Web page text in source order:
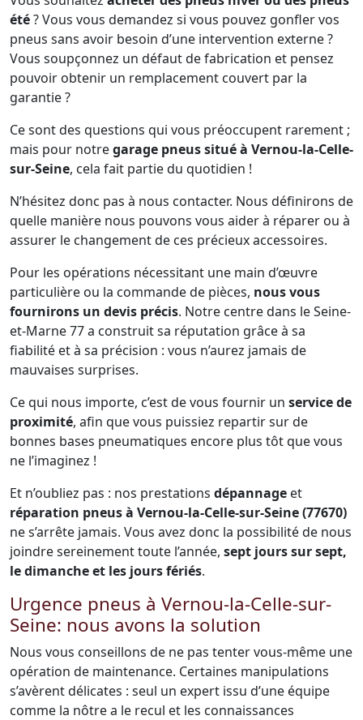
été? Vous vous demandez si vous pouvez gonfler vos
pneus sans avoir besoin d’une intervention externe ?
Vous soupçonnez un défaut de fabrication et pensez
pouvoir obtenir un remplacement couvert par la
garantie ?
Ce sont des questions qui vous préoccupent rarement ;
mais pour notregarage pneus situé à Vernou-la-Celle-
sur-Seine, cela fait partie du quotidien !
N’hésitez donc pas à nous contacter. Nous définirons de
quelle manière nous pouvons vous aider à réparer ou à
assurer le changement de ces précieux accessoires.
Pour les opérations nécessitant une main d’œuvre
particulière ou la commande de pièces, nous vous
fournirons un devis précis. Notre centre dans le Seine-
et-Marne 77 a construit sa réputation grâce à sa
fiabilité et à sa précision : vous n’aurez jamais de
mauvaises surprises.
Ce qui nous importe, c’est de vous fournir un service de
proximité, afin que vous puissiez repartir sur de
bonnes bases pneumatiques encore plus tôt que vous
ne l’imaginez !
Et n’oubliez pas : nos prestations dépannage et
réparation pneus à Vernou-la-Celle-sur-Seine (77670)
ne s’arrête jamais. Vous avez donc la possibilité de nous
joindre sereinement toute l’année, sept jours sur sept,
le dimanche et les jours fériés.
Urgence pneus à Vernou-la-Celle-sur-
Seine: nous avons la solution
Nous vous conseillons de ne pas tenter vous-même une
opération de maintenance. Certaines manipulations
s’avèrent délicates : seul un expert issu d’une équipe
comme la nôtre a le recul et les connaissances